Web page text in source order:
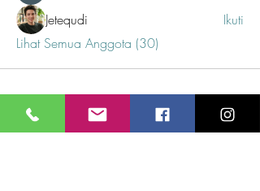
Jetequdi
Ikuti
Lihat Semua Anggota (30)